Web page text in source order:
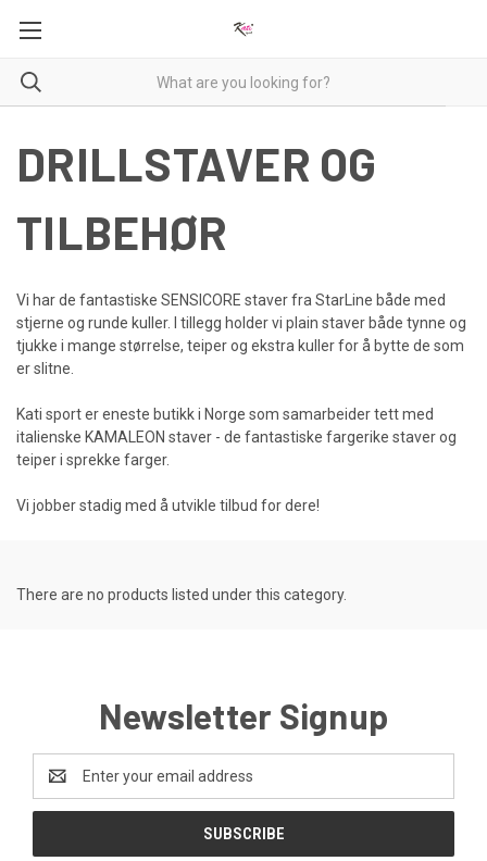
DRILLSTAVER OG
TILBEHØR
Vi har de fantastiske SENSICORE staver fra StarLine både med
stjerne og runde kuller. I tillegg holder vi plain staver både tynne og
tjukke i mange størrelse, teiper og ekstra kuller for å bytte de som
er slitne.
Kati sport er eneste butikk i Norge som samarbeider tett med
italienske KAMALEON staver - de fantastiske fargerike staver og
teiper i sprekke farger.
Vi jobber stadig med å utvikle tilbud for dere!
There are no products listed under this category.
Newsletter Signup
Address